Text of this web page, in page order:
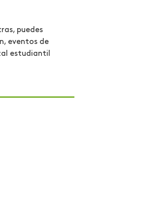
puedes
eventos de
estudiantil